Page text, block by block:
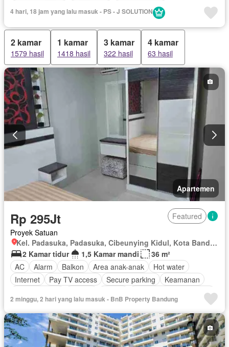
Kolam renang
Lapangan tenis
Listrik
Fully fenced
Akses bagi penyandang disabilitas
Dapur lengkap
Rumah jaga Jacuzzi
Ruang layanan
Keamanan 24 jam
Air Wifi Halaman
Tangki air
Pay TV access
Angkat
Pemandangan panorama
Lemari pakaian bawaan
AC Kabel video
Taman atap
Spa
Berperabot lengkap
4 hari, 18 jam yang lalu masuk - PS - J SOLUTION
2 kamar
1579 hasil
1 kamar
1418 hasil
3 kamar
322 hasil
4 kamar
63 hasil
Apartemen
Rp 295Jt
Featured
Proyek Satuan
Kel. Padasuka, Padasuka, Cibeunying Kidul, Kota Bandung, Jawa Barat
2 Kamar tidur
1,5 Kamar mandi
36 m²
AC
Alarm Balkon Area anak-anak
Hot water
Internet
Pay TV access Secure parking
Keamanan
Lemari pakaian bawaan
Listrik
Cctv Rumah jaga Perapian
Taman
Dapur terpadu
Gas alam
Angkat
Outdoor entertaining area
Keamanan 24 jam
Air
Dapur lengkap
Pemandangan panorama
Wifi
2 minggu, 2 hari yang lalu masuk - BnB Property Bandung